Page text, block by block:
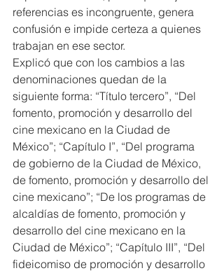
referencias es incongruente, genera
confusión e impide certeza a quienes
trabajan en ese sector.
Explicó que con los cambios a las
denominaciones quedan de la
siguiente forma: “Título tercero”, “Del
fomento, promoción y desarrollo del
cine mexicano en la Ciudad de
México”; “Capítulo I”, “Del programa
de gobierno de la Ciudad de México,
de fomento, promoción y desarrollo del
cine mexicano”; “De los programas de
alcaldías de fomento, promoción y
desarrollo del cine mexicano en la
Ciudad de México”; “Capítulo III”, “Del
fideicomiso de promoción y desarrollo